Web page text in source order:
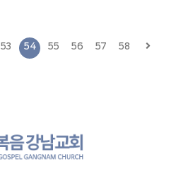
53 54 55 56 57 58